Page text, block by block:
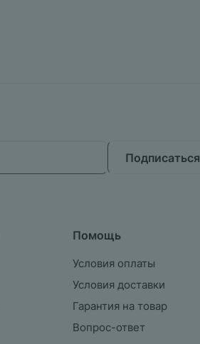
Подписаться
Помощь
Условия оплаты
Условия доставки
Гарантия на товар
Вопрос-ответ